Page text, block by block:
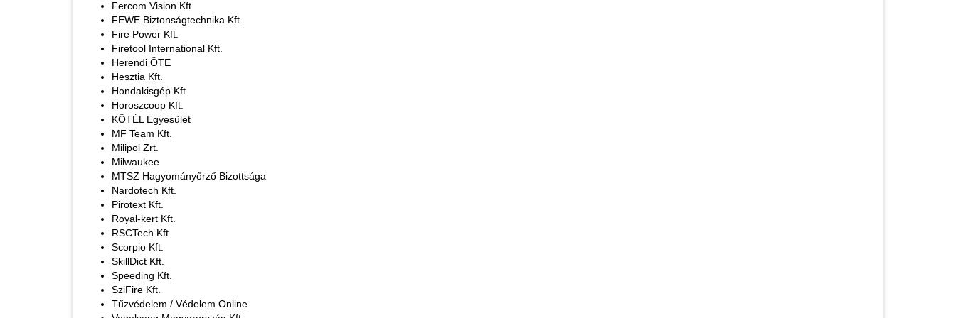
Fercom Vision Kft.
FEWE Biztonságtechnika Kft.
Fire Power Kft.
Firetool International Kft.
Herendi ÖTE
Hesztia Kft.
Hondakisgép Kft.
Horoszcoop Kft.
KÖTÉL Egyesület
MF Team Kft.
Milipol Zrt.
Milwaukee
MTSZ Hagyományőrző Bizottsága
Nardotech Kft.
Pirotext Kft.
Royal-kert Kft.
RSCTech Kft.
Scorpio Kft.
SkillDict Kft.
Speeding Kft.
SziFire Kft.
Tűzvédelem / Védelem Online